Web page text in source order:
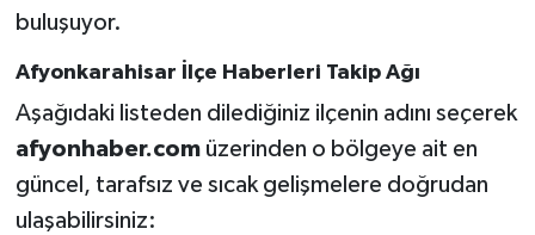
buluşuyor.
Afyonkarahisar İlçe Haberleri Takip Ağı
Aşağıdaki listeden dilediğiniz ilçenin adını seçerek
afyonhaber.comüzerinden o bölgeye ait en
güncel, tarafsız ve sıcak gelişmelere doğrudan
ulaşabilirsiniz: